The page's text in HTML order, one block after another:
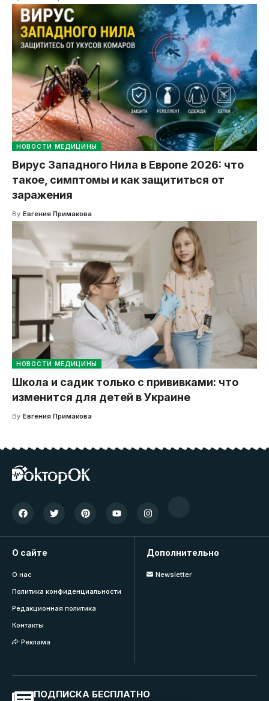
НОВОСТИ МЕДИЦИНЫ
Вирус Западного Нила в Европе 2026: что
такое, симптомы и как защититься от
заражения
By Евгения Примакова
НОВОСТИ МЕДИЦИНЫ
Школа и садик только с прививками: что
изменится для детей в Украине
By Евгения Примакова
О сайте
О нас
Политика конфиденциальности
Редакционная политика
Контакты
Реклама
Дополнительно
Newsletter
ПОДПИСКА БЕСПЛАТНО